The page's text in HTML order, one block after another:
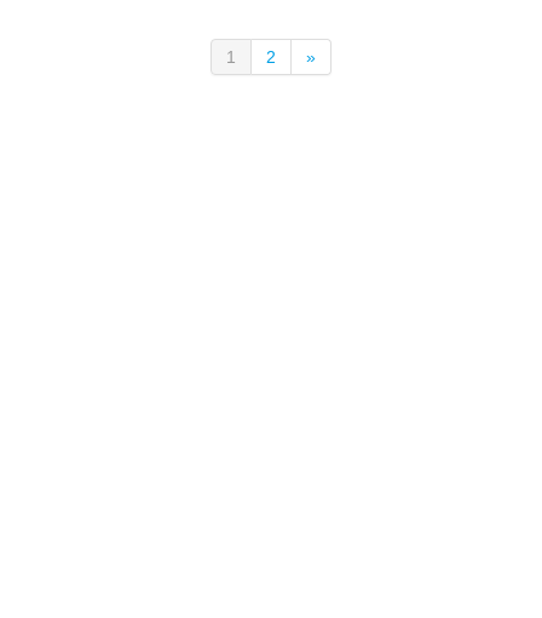
1 (current)
2 »다
음